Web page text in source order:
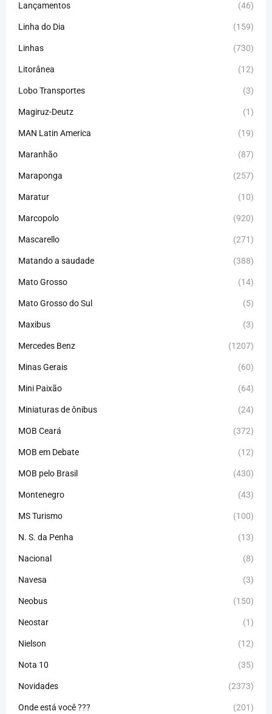
Lançamentos (46)
Linha do Dia (159)
Linhas (730)
Litorânea (12)
Lobo Transportes (3)
Magiruz-Deutz (1)
MAN Latin America (19)
Maranhão (87)
Maraponga (257)
Maratur (10)
Marcopolo (920)
Mascarello (271)
Matando a saudade (388)
Mato Grosso (14)
Mato Grosso do Sul (5)
Maxibus (3)
Mercedes Benz (1207)
Minas Gerais (60)
Mini Paixão (64)
Miniaturas de ônibus (24)
MOB Ceará (372)
MOB em Debate (12)
MOB pelo Brasil (430)
Montenegro (43)
MS Turismo (100)
N. S. da Penha (13)
Nacional (8)
Navesa (3)
Neobus (150)
Neostar (1)
Nielson (12)
Nota 10 (35)
Novidades (2373)
Onde está você ??? (201)